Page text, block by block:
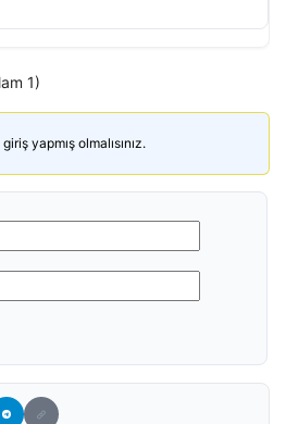
1)
yapmış olmalısınız.